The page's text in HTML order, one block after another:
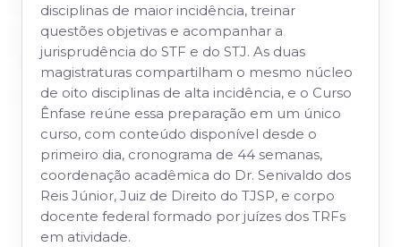
disciplinas de maior incidência, treinar
questões objetivas e acompanhar a
jurisprudência do STF e do STJ. As duas
magistraturas compartilham o mesmo núcleo
de oito disciplinas de alta incidência, e o Curso
Ênfase reúne essa preparação em um único
curso, com conteúdo disponível desde o
primeiro dia, cronograma de 44 semanas,
coordenação acadêmica do Dr. Senivaldo dos
Reis Júnior, Juiz de Direito do TJSP, e corpo
docente federal formado por juízes dos TRFs
em atividade.